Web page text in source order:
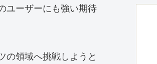
ユーザーにも強い期待
の領域へ挑戦しようと